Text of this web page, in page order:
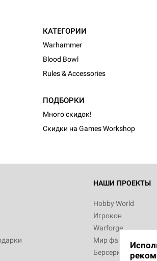
КАТЕГОРИИ
Warhammer
Blood Bowl
Rules & Accessories
ПОДБОРКИ
Много скидок!
Скидки на Games Workshop
НАШИ ПРОЕКТЫ
Hobby World
Игрокон
Warforge
Мир фантастики
Берсерк
Hobby World Берсерк.